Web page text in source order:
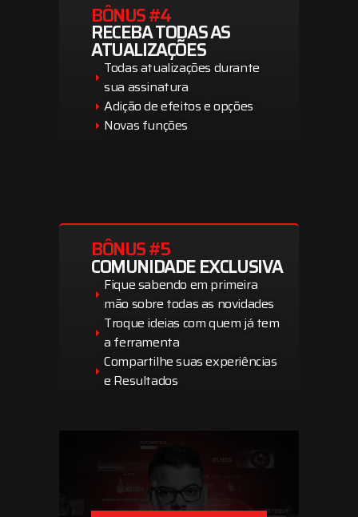
BÔNUS #4
RECEBA TODAS AS
ATUALIZAÇÕES
Todas atualizações durante
sua assinatura
Adição de efeitos e opções
Novas funções
BÔNUS #5
COMUNIDADE EXCLUSIVA
Fique sabendo em primeira
mão sobre todas as novidades
Troque ideias com quem já tem
a ferramenta
Compartilhe suas experiências
e Resultados